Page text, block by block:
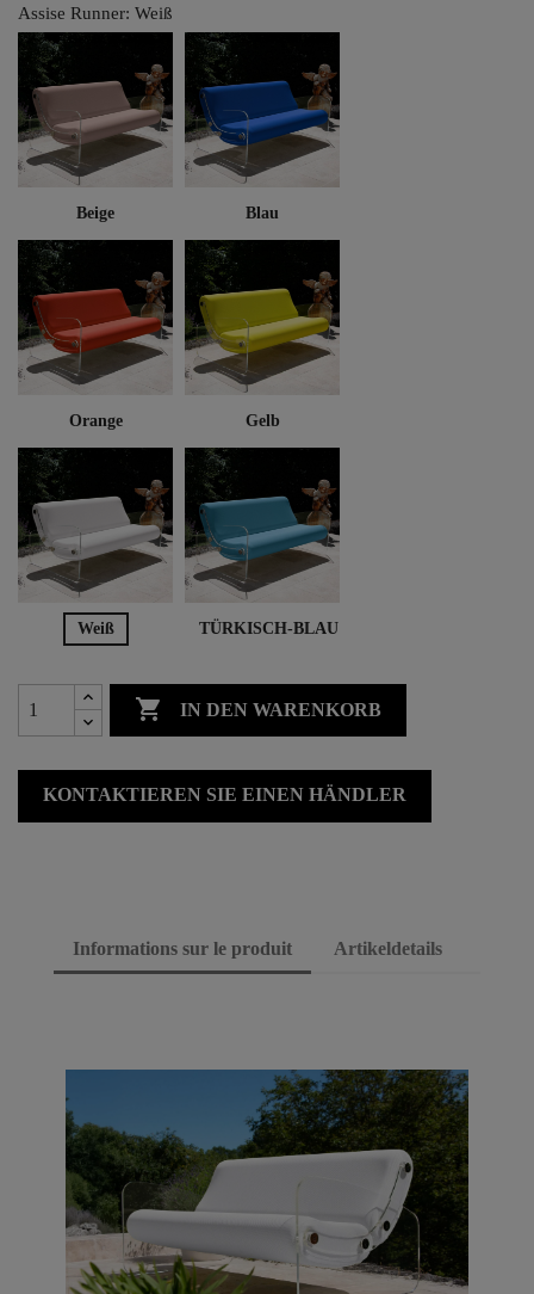
Assise Runner: Weiß
Beige Blau
Orange Gelb
Weiß TÜRKISCH-BLAU
 IN DEN WARENKORB
KONTAKTIEREN SIE EINEN HÄNDLER
Informations sur le produit Artikeldetails